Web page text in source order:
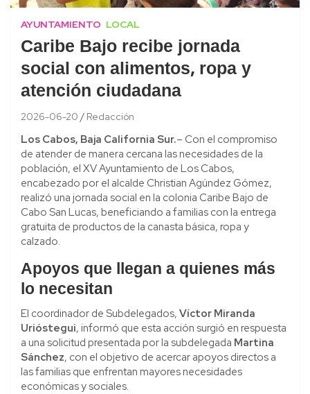
AYUNTAMIENTO LOCAL
Caribe Bajo recibe jornada
social con alimentos, ropa y
atención ciudadana
2026-06-20 Redacción
Los Cabos, Baja California Sur.– Con el compromiso
de atender de manera cercana las necesidades de la
población, el XV Ayuntamiento de Los Cabos,
encabezado por el alcalde Christian Agúndez Gómez,
realizó una jornada social en la colonia Caribe Bajo de
Cabo San Lucas, beneficiando a familias con la entrega
gratuita de productos de la canasta básica, ropa y
calzado.
Apoyos que llegan a quienes más
lo necesitan
El coordinador de Subdelegados, Víctor Miranda
Urióstegui, informó que esta acción surgió en respuesta
a una solicitud presentada por la subdelegada Martina
Sánchez, con el objetivo de acercar apoyos directos a
las familias que enfrentan mayores necesidades
económicas y sociales.